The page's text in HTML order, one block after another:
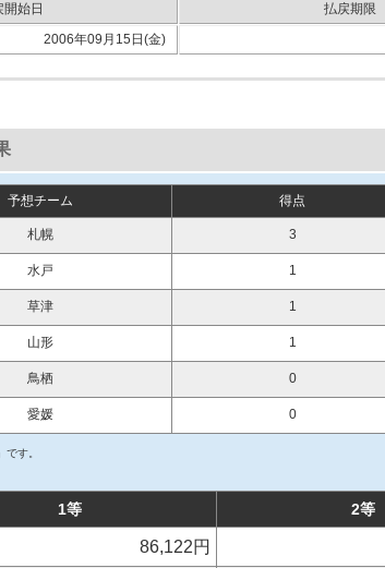
開始日
払戻期限
2006年09月15日(金)
予想チーム 得点
札幌 3
水戸 1
草津 1
山形 1
鳥栖 0
愛媛 0
す。
1等 2等
86,122円